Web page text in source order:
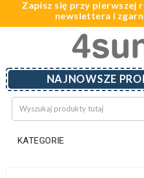
Zapisz się przy pierwszej
newslettera i
KATEGORIE
NAJNOWSZE